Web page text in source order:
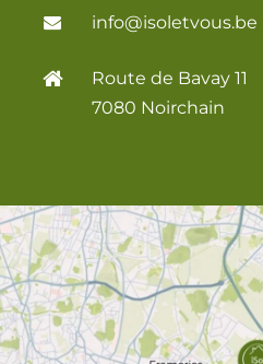
info@isoletvous.be
Route de Bavay 11
7080 Noirchain